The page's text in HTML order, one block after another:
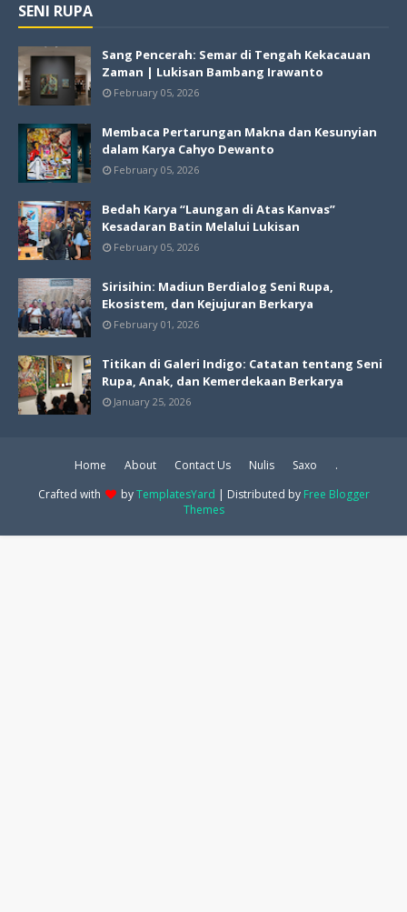
SENI RUPA
Sang Pencerah: Semar di Tengah Kekacauan
Zaman | Lukisan Bambang Irawanto
February 05, 2026
Membaca Pertarungan Makna dan Kesunyian
dalam Karya Cahyo Dewanto
February 05, 2026
Bedah Karya “Laungan di Atas Kanvas”
Kesadaran Batin Melalui Lukisan
February 05, 2026
Sirisihin: Madiun Berdialog Seni Rupa,
Ekosistem, dan Kejujuran Berkarya
February 01, 2026
Titikan di Galeri Indigo: Catatan tentang Seni
Rupa, Anak, dan Kemerdekaan Berkarya
January 25, 2026
Home About Contact Us Nulis Saxo
.
Crafted with
byTemplatesYard | Distributed by Free Blogger
Themes